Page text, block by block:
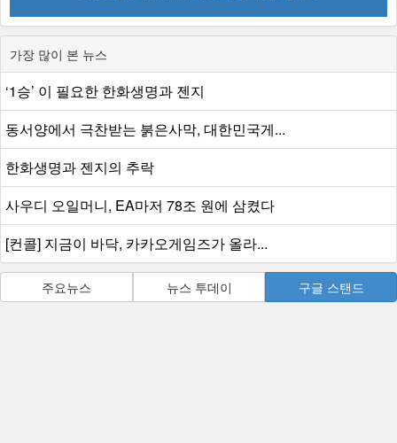
가장 많이 본 뉴스
‘1승’ 이 필요한 한화생명과 젠지
동서양에서 극찬받는 붉은사막, 대한민국게...
한화생명과 젠지의 추락
사우디 오일머니, EA마저 78조 원에 삼켰다
[컨콜] 지금이 바닥, 카카오게임즈가 올라...
주요뉴스 뉴스 투데이 구글 스탠드